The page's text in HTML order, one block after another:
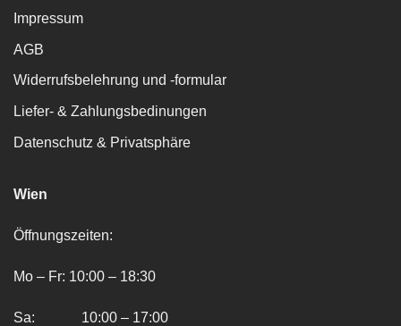
Impressum
AGB
Widerrufsbelehrung und -formular
Liefer- & Zahlungsbedinungen
Datenschutz & Privatsphäre
Wien
Öffnungszeiten:
Mo – Fr: 10:00 – 18:30
Sa: 10:00 – 17:00